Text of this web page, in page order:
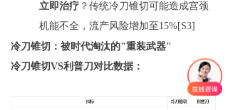
立即治疗 ？传统冷刀锥切可能造成宫颈
机能不全，流产风险增加至15%[S3]
冷刀锥切：被时代淘汰的"重装武器"
冷刀锥切VS利普刀对比数据：